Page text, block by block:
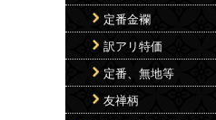
定番金襴
訳アリ特価
定番、無地等
友禅柄